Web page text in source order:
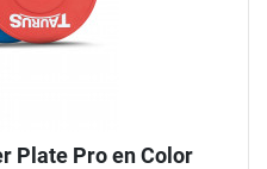
Plate Pro en Color